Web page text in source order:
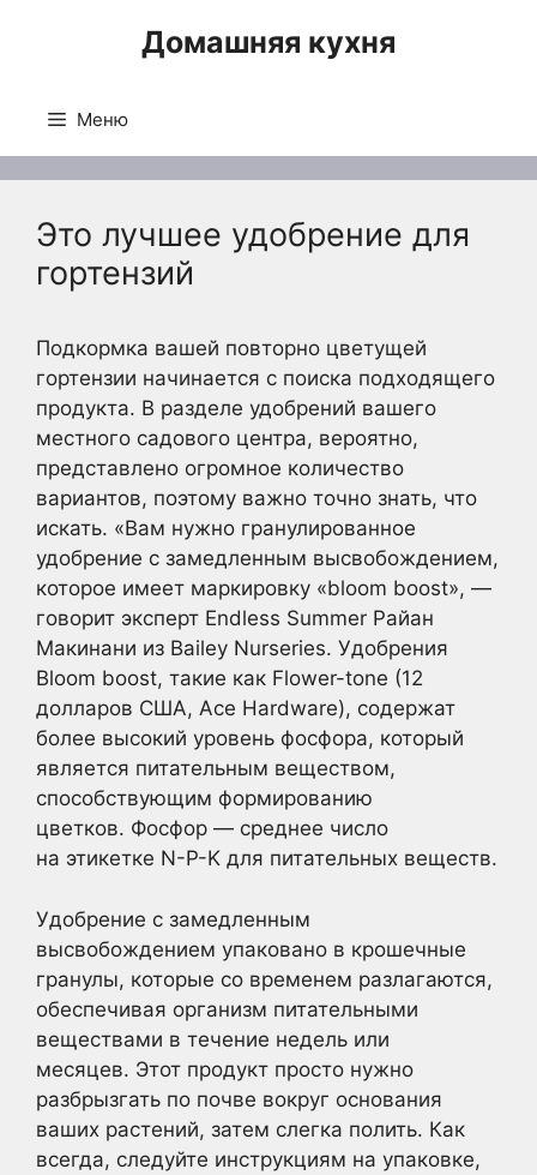
Домашняя кухня
Меню
Это лучшее удобрение для
гортензий
Подкормка вашей повторно цветущей
гортензии начинается с поиска подходящего
продукта. В разделе удобрений вашего
местного садового центра, вероятно,
представлено огромное количество
вариантов, поэтому важно точно знать, что
искать. «Вам нужно гранулированное
удобрение с замедленным высвобождением,
которое имеет маркировку «bloom boost», —
говорит эксперт Endless Summer Райан
Макинани из Bailey Nurseries. Удобрения
Bloom boost, такие как Flower-tone (12
долларов США, Ace Hardware), содержат
более высокий уровень фосфора, который
является питательным веществом,
способствующим формированию
цветков. Фосфор — среднее число
на этикетке N-P-K для питательных веществ.
Удобрение с замедленным
высвобождением упаковано в крошечные
гранулы, которые со временем разлагаются,
обеспечивая организм питательными
веществами в течение недель или
месяцев. Этот продукт просто нужно
разбрызгать по почве вокруг основания
ваших растений, затем слегка полить. Как
всегда, следуйте инструкциям на упаковке,